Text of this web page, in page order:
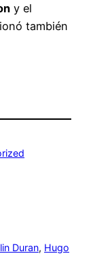
y el
también
Duran, Hugo